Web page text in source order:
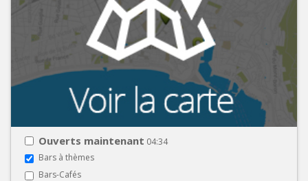
Ouverts maintenant 04:34
Bars à thèmes
Bars-Cafés